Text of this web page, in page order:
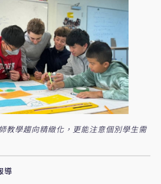
教學趨向精緻化，更能注意個別學生需
導